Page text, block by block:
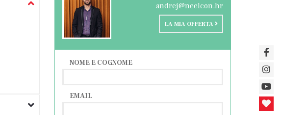
andrej@neelcon.hr
LA MIA OFFERTA
NOME E COGNOME
EMAIL